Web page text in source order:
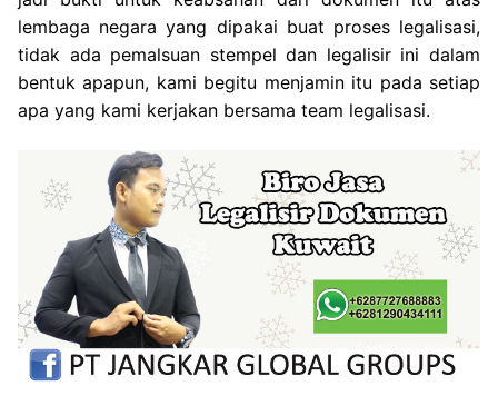
lembaga negara yang dipakai buat proses legalisasi,
tidak ada pemalsuan stempel dan legalisir ini dalam
bentuk apapun, kami begitu menjamin itu pada setiap
apa yang kami kerjakan bersama team legalisasi.